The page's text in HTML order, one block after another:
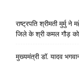
राष्ट्रपति श्रीमती मुर्मु
जिले के श्री कमल गौड़ को
मुख्यमंत्री डॉ. यादव